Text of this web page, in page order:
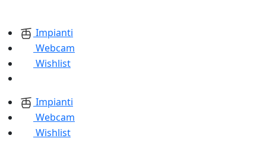
Impianti
Webcam
Wishlist
Impianti
Webcam
Wishlist